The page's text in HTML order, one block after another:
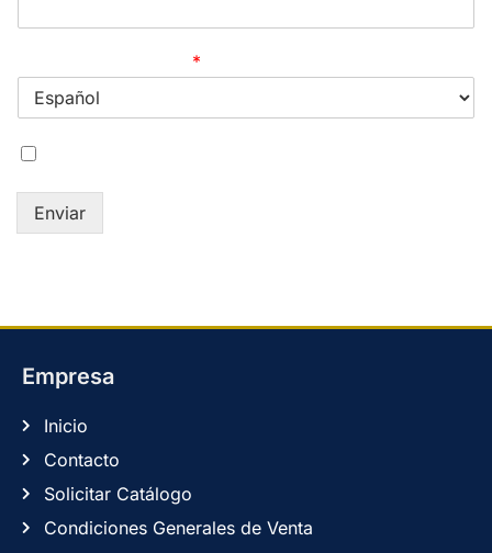
*
Enviar
Empresa
Inicio
Contacto
Solicitar Catálogo
Condiciones Generales de Venta